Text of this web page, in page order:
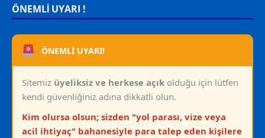
ÖNEMLİ UYARI !
ÖNEMLİ UYARI!
Sitemiz üyeliksiz ve herkese açık olduğu için lütfen
kendi güvenliğiniz adına dikkatli olun.
Kim olursa olsun; sizden "yol parası, vize veya
acil ihtiyaç" bahanesiyle para talep eden kişilere